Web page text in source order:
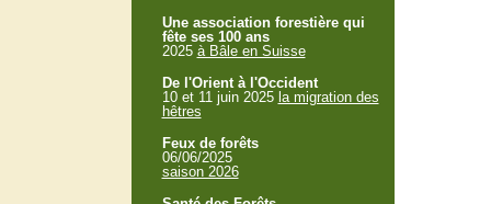
Une association forestière qui
fête ses 100 ans
2025 à Bâle en Suisse
De l'Orient à l'Occident
10 et 11 juin 2025 la migration des
hêtres
Feux de forêts
06/06/2025
saison 2026